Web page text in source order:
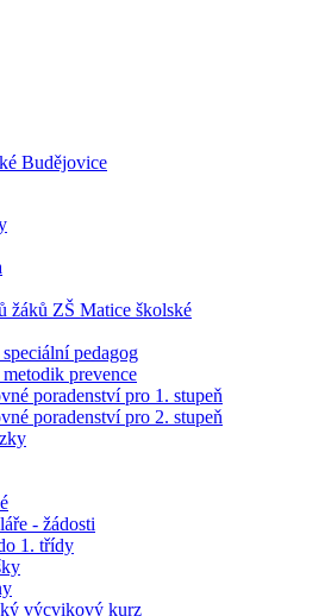
Budějovice
žáků ZŠ Matice školské
pedagog
prevence
poradenství pro 1. stupeň
poradenství pro 2. stupeň
- žádosti
1. třídy
výcvikový kurz